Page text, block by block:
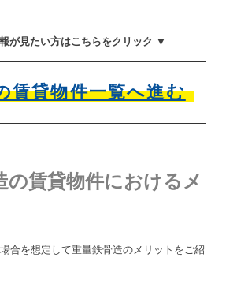
が見たい方はこちらをクリック ▼
賃貸物件一覧へ進む
の賃貸物件におけるメ
合を想定して重量鉄骨造のメリットをご紹